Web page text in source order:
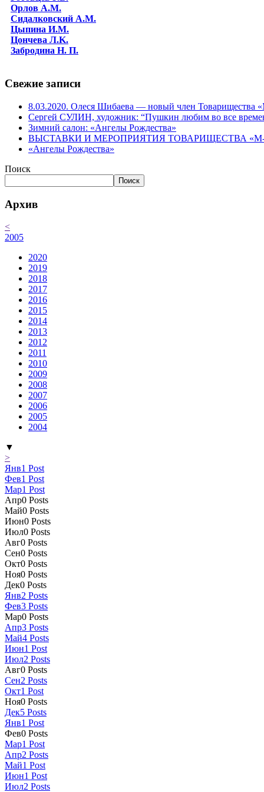
Орлов А.М.
Сидалковский А.М.
Цыпина И.М.
Цончева Л.K.
Забродина Н. П.
Свежие записи
8.03.2020. Олеся Шибаева — новый член Товарищества
Сергей СУЛИН, художник: “Пушкин любим во все
Зимний салон: «Ангелы Рождества»
ВЫСТАВКИ И МЕРОПРИЯТИЯ ТОВАРИЩЕСТВА «М-
«Ангелы Рождества»
Поиск
Поиск
Архив
<
2005
2020
2019
2018
2017
2016
2015
2014
2013
2012
2011
2010
2009
2008
2007
2006
2005
2004
▼
>
Янв1 Post
Фев1 Post
Мар1 Post
Апр0 Posts
Май0 Posts
Июн0 Posts
Июл0 Posts
Авг0 Posts
Сен0 Posts
Окт0 Posts
Ноя0 Posts
Дек0 Posts
Янв2 Posts
Фев3 Posts
Мар0 Posts
Апр3 Posts
Май4 Posts
Июн1 Post
Июл2 Posts
Авг0 Posts
Сен2 Posts
Окт1 Post
Ноя0 Posts
Дек5 Posts
Янв1 Post
Фев0 Posts
Мар1 Post
Апр2 Posts
Май1 Post
Июн1 Post
Июл2 Posts